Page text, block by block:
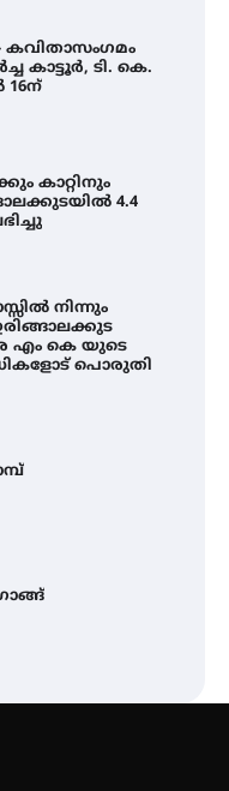
കാറ്റിനും
4.4
നിന്നും
എം കെ യുടെ
പൊരുതി